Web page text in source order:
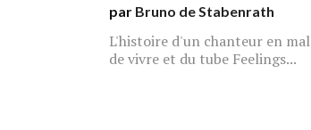
par Bruno de Stabenrath
L'histoire d'un chanteur en mal
de vivre et du tube Feelings...